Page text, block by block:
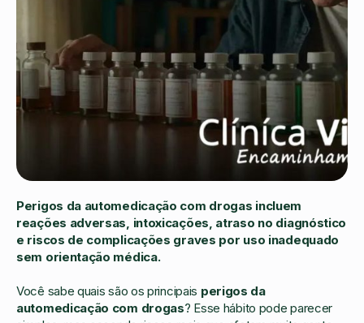
Perigos da automedicação com drogas incluem
reações adversas, intoxicações, atraso no diagnóstico
e riscos de complicações graves por uso inadequado
sem orientação médica.
Você sabe quais são os principais perigos da
automedicação com drogas? Esse hábito pode parecer